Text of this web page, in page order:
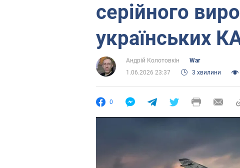
серійного
українських
Андрій Колотовкін
War
1.06.2026 23:37
3 хвилини
0